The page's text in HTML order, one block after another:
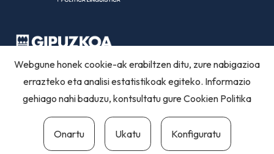
Webgune honek cookie-ak erabiltzen ditu, zure nabigazioa
errazteko eta analisi estatistikoak egiteko. Informazio
gehiago nahi baduzu, kontsultatu gureCookien Politika
Onartu Ukatu Konfiguratu